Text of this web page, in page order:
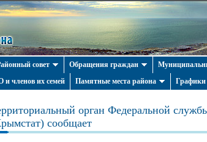
совет Обращения граждан
членов их семей
Памятные места района
орган Федеральной
сообщает